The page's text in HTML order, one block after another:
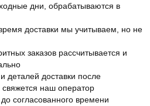
дни, обрабатываются в
доставки мы учитываем, но не
заказов рассчитывается и
деталей доставки после
наш оператор
согласованного времени